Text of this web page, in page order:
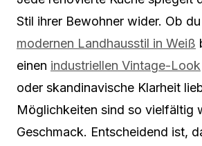
Stil ihrer Bewohner wider. Ob
modernen Landhausstil in Weiß
einen industriellen Vintage-Look
oder skandinavische Klarheit
Möglichkeiten sind so vielfältig
Geschmack. Entscheidend ist,